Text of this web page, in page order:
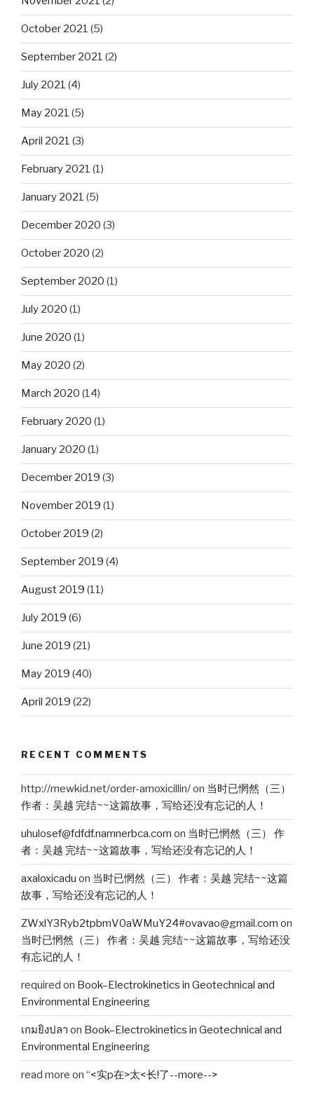
October 2021 (5)
September 2021 (2)
July 2021 (4)
May 2021 (5)
April 2021 (3)
February 2021 (1)
January 2021 (5)
December 2020 (3)
October 2020 (2)
September 2020 (1)
July 2020 (1)
June 2020 (1)
May 2020 (2)
March 2020 (14)
February 2020 (1)
January 2020 (1)
December 2019 (3)
November 2019 (1)
October 2019 (2)
September 2019 (4)
August 2019 (11)
July 2019 (6)
June 2019 (21)
May 2019 (40)
April 2019 (22)
RECENT COMMENTS
http://mewkid.net/order-amoxicillin/on 当时已惘然（三）
作者：吴越 完结~~这篇故事，写给还没有忘记的人！
uhulosef@fdfdf.namnerbca.com on 当时已惘然（三） 作
者：吴越 完结~~这篇故事，写给还没有忘记的人！
axaloxicadu on 当时已惘然（三） 作者：吴越 完结~~这篇
故事，写给还没有忘记的人！
ZWxlY3Ryb2tpbmV0aWMuY24#ovavao@gmail.com on
当时已惘然（三） 作者：吴越 完结~~这篇故事，写给还没
有忘记的人！
required on Book–Electrokinetics in Geotechnical and
Environmental Engineering
เกมยิงปลา on Book–Electrokinetics in Geotechnical and
Environmental Engineering
read more on “<实p在>太<长!了--more-->